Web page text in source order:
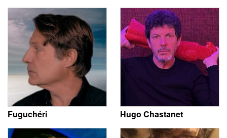
Fuguchéri Hugo Chastanet